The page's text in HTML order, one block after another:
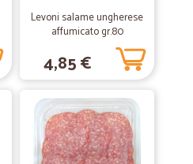
Levoni salame ungherese
affumicato gr.80
4,85 €